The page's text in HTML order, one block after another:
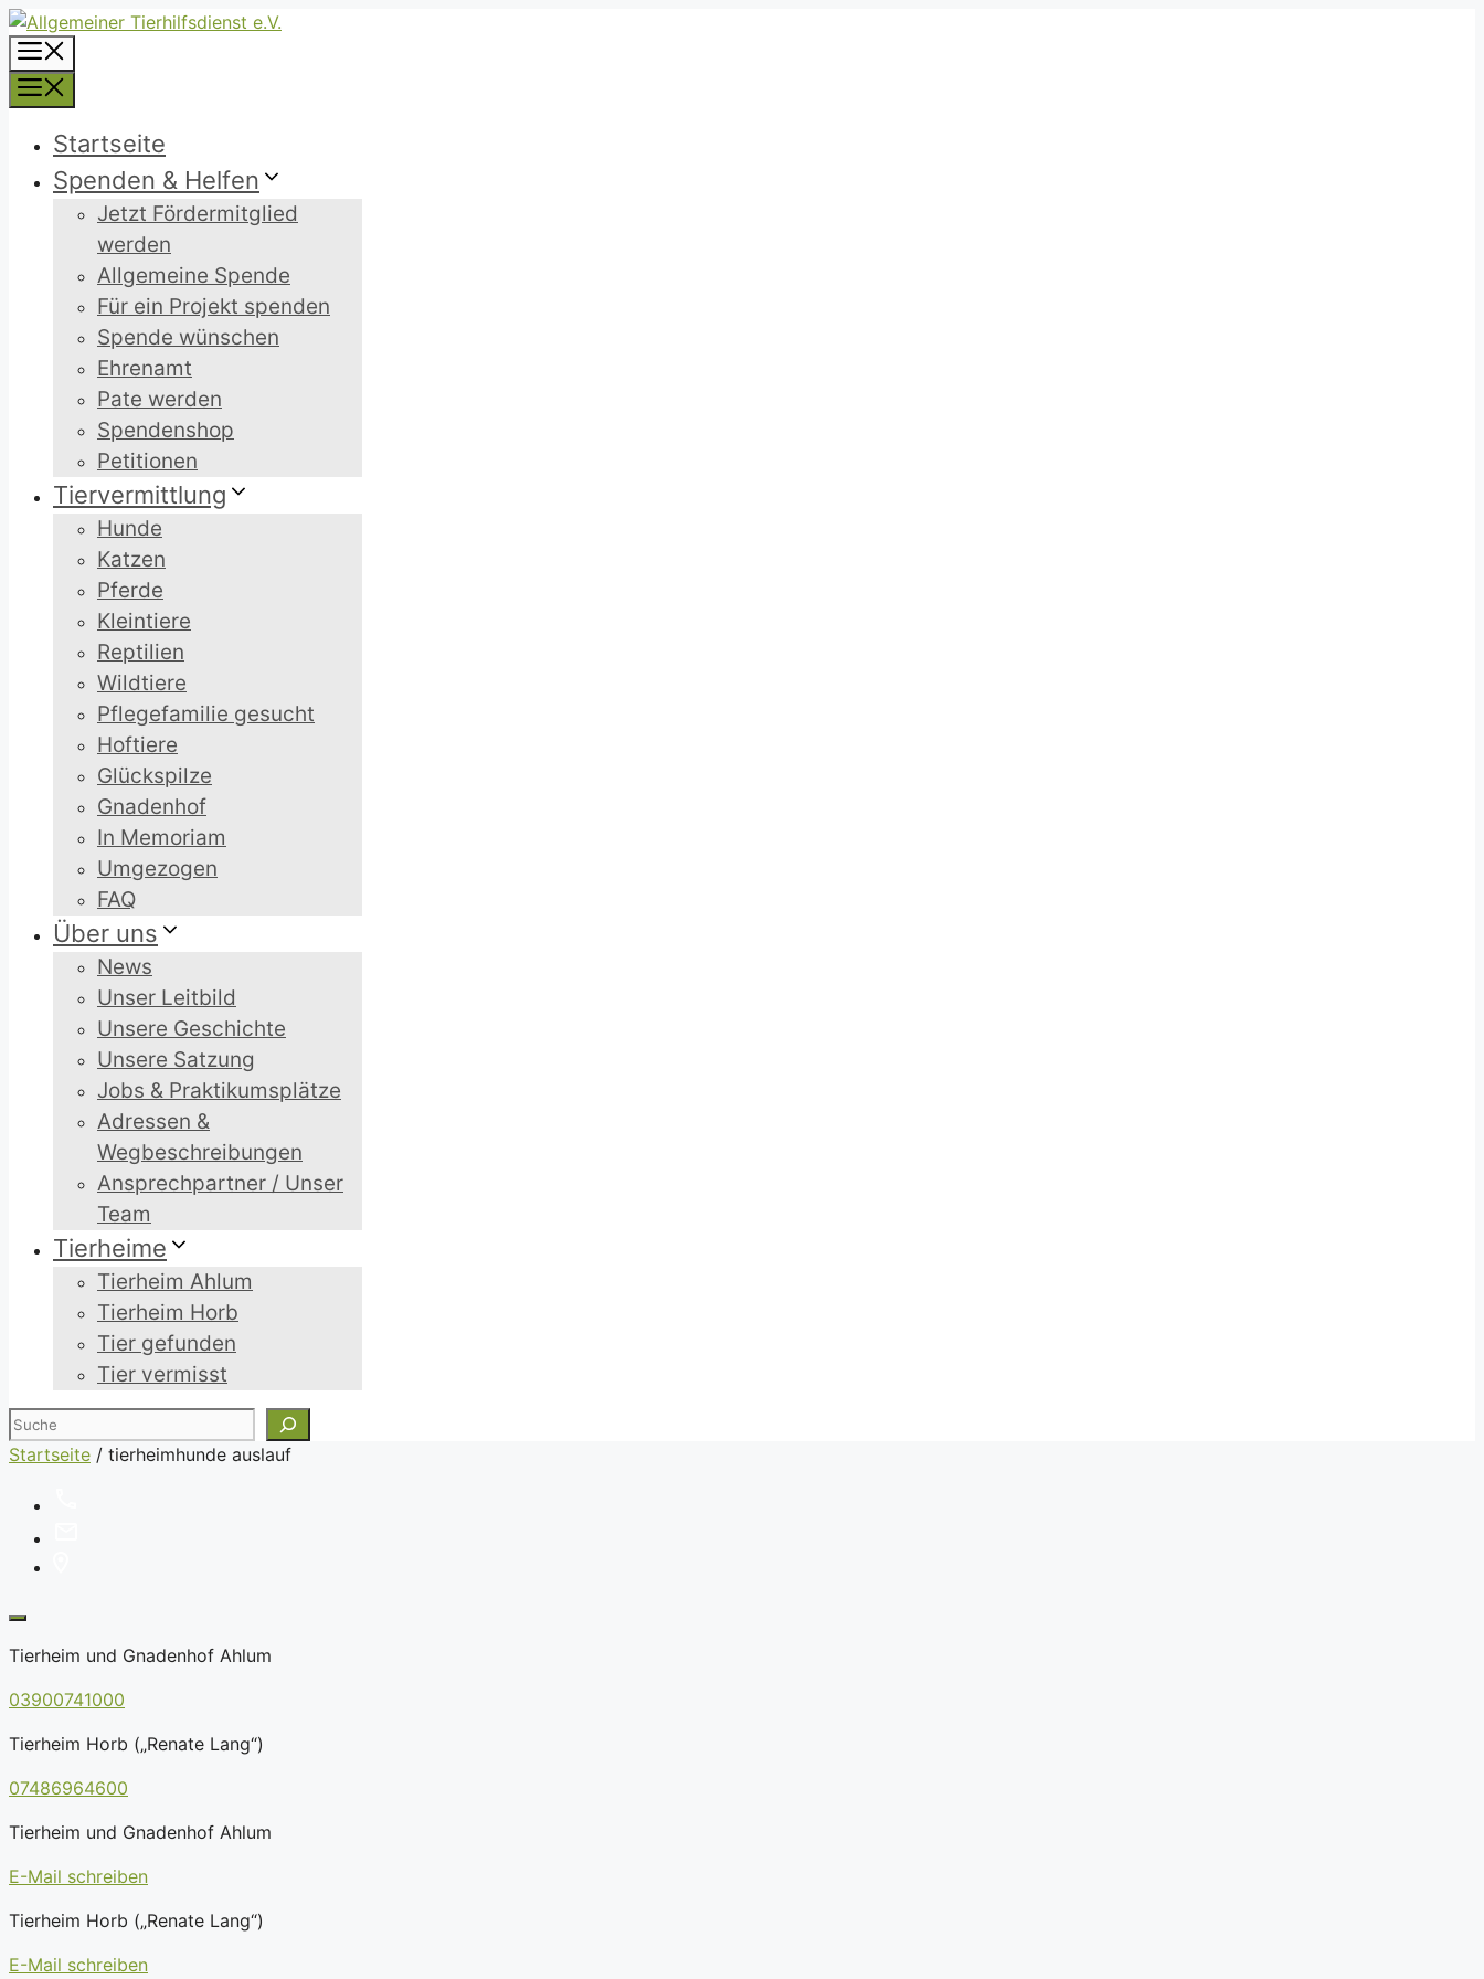
Zum
Inhalt
springen
Startseite
Spenden & Helfen
Jetzt Fördermitglied
werden
Allgemeine Spende
Für ein Projekt spenden
Spende wünschen
Ehrenamt
Pate werden
Spendenshop
Petitionen
Tiervermittlung
Hunde
Katzen
Pferde
Kleintiere
Reptilien
Wildtiere
Pflegefamilie gesucht
Hoftiere
Glückspilze
Gnadenhof
In Memoriam
Umgezogen
FAQ
Über uns
News
Unser Leitbild
Unsere Geschichte
Unsere Satzung
Jobs & Praktikumsplätze
Adressen &
Wegbeschreibungen
Ansprechpartner / Unser
Team
Tierheime
Tierheim Ahlum
Tierheim Horb
Tier gefunden
Tier vermisst
Suchen
Startseite / tierheimhunde auslauf
Tierheim und Gnadenhof Ahlum
03900741000
Tierheim Horb („Renate Lang“)
07486964600
Tierheim und Gnadenhof Ahlum
E-Mail schreiben
Tierheim Horb („Renate Lang“)
E-Mail schreiben